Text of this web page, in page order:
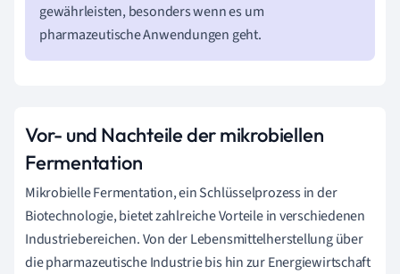
gewährleisten, besonders wenn es um
pharmazeutische Anwendungen geht.
Vor- und Nachteile der mikrobiellen
Fermentation
Mikrobielle Fermentation, ein Schlüsselprozess in der
Biotechnologie, bietet zahlreiche Vorteile in verschiedenen
Industriebereichen. Von der Lebensmittelherstellung über
die pharmazeutische Industrie bis hin zur Energiewirtschaft